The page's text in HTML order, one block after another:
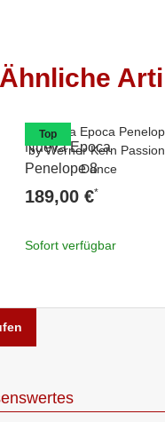
Ähnliche
Top
Nueva Epoca
Penelope 8
189,00 €*
Sofort verfügbar